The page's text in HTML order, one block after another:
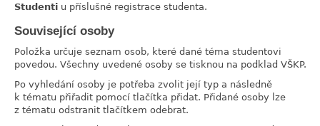
Studenti u příslušné registrace studenta.
Související osoby
Položka určuje seznam osob, které dané téma studentovi
povedou. Všechny uvedené osoby se tisknou na podklad VŠKP.
Po vyhledání osoby je potřeba zvolit její typ a následně
k tématu přiřadit pomocí tlačítka přidat. Přidané osoby lze
z tématu odstranit tlačítkem odebrat.